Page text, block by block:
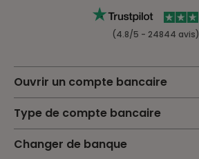
(4.8/5 - 24844 avis)
Ouvrir un compte bancaire
Type de compte bancaire
Changer de banque